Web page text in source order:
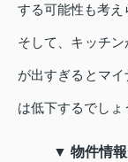
する可能性も考え
そして、キッチ
が出すぎるとマ
は低下するでしょ
▼ 物件情